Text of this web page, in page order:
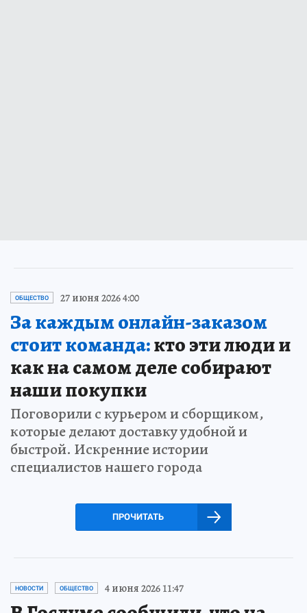
ОБЩЕСТВО 27 июня 2026 4:00
За каждым онлайн-заказом
стоит команда:кто эти люди и
как на самом деле собирают
наши покупки
Поговорили с курьером и сборщиком,
которые делают доставку удобной и
быстрой. Искренние истории
специалистов нашего города
ПРОЧИТАТЬ
НОВОСТИ ОБЩЕСТВО 4 июня 2026 11:47